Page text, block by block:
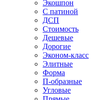
Экошпон
С патиной
ДСП
Стоимость
Дешевые
Дорогие
Эконом-класс
Элитные
Форма
П-образные
Угловые